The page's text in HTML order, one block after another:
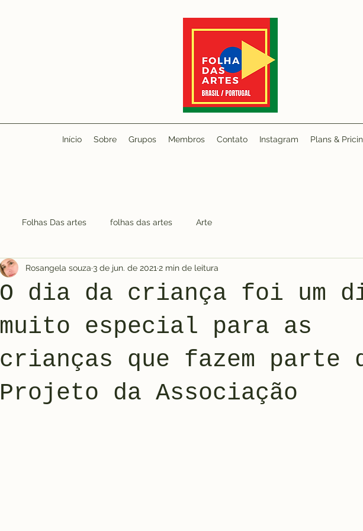
Início Sobre Grupos Membros Contato Instagram Plans &
Folhas Das artes folhas das artes Arte
O dia da criança foi um
muito especial para as
crianças que fazem parte
Projeto da Associação
Rosangela souza 3 de jun. de 2021 2 min de leitura